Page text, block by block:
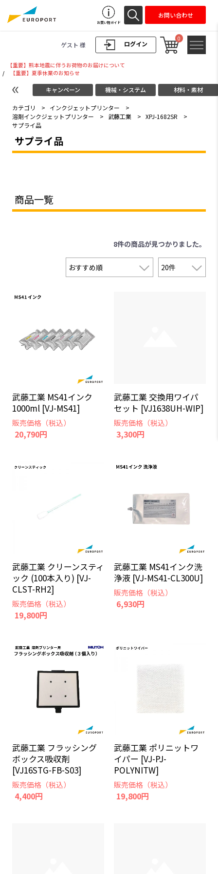
ログイン
ゲスト 様
0
お買い物ガイド
お問い合わせ
【重要】熊本地震に伴うお荷物のお届けについて
/
【重要】夏季休業のお知らせ
キャンペーン 機械・システム 材料・素材
カテゴリ > インクジェットプリンター
>
溶剤インクジェットプリンター
> 武藤工業 > XPJ-1682SR
>
サプライ品
サプライ品
商品一覧
8件の商品が見つかりました。
武藤工業 MS41インク
1000ml [VJ-MS41]
販売価格（税込）
20,790円
武藤工業 交換用ワイパ
セット [VJ1638UH-WIP]
販売価格（税込）
3,300円
武藤工業 クリーンスティ
ック (100本入り) [VJ-
CLST-RH2]
販売価格（税込）
19,800円
武藤工業 MS41インク洗
浄液 [VJ-MS41-CL300U]
販売価格（税込）
6,930円
武藤工業 フラッシング
ボックス吸収剤
[VJ16STG-FB-S03]
販売価格（税込）
4,400円
武藤工業 ポリニットワ
イパー [VJ-PJ-
POLYNITW]
販売価格（税込）
19,800円